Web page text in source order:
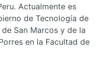
Actualmente es
de Tecnología de
San Marcos y de la
en la Facultad de